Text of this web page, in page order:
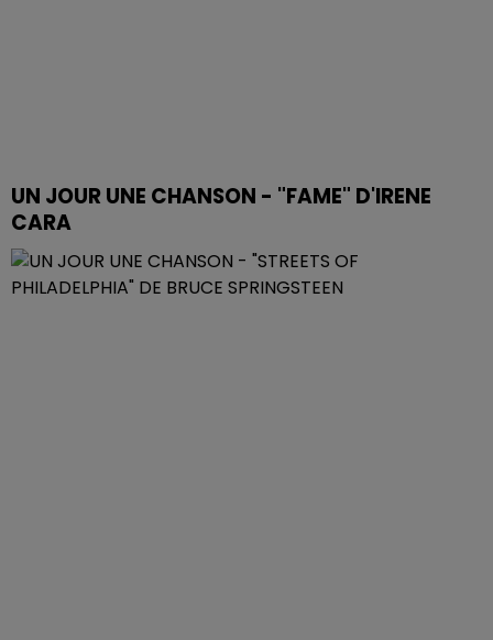
UN JOUR UNE CHANSON - "FAME" D'IRENE
CARA